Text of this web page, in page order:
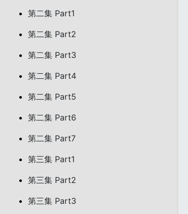
第二集 Part1
第二集 Part2
第二集 Part3
第二集 Part4
第二集 Part5
第二集 Part6
第二集 Part7
第三集 Part1
第三集 Part2
第三集 Part3